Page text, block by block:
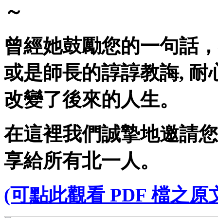
～
曾經她鼓勵您的一句話
或是師長的諄諄教誨, 耐
改變了後來的人生。
在這裡我們誠摯地邀請
享給所有北一人。
(可點此觀看 PDF 檔之原